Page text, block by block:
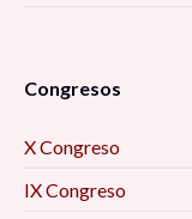
Congresos
X Congreso
IX Congreso